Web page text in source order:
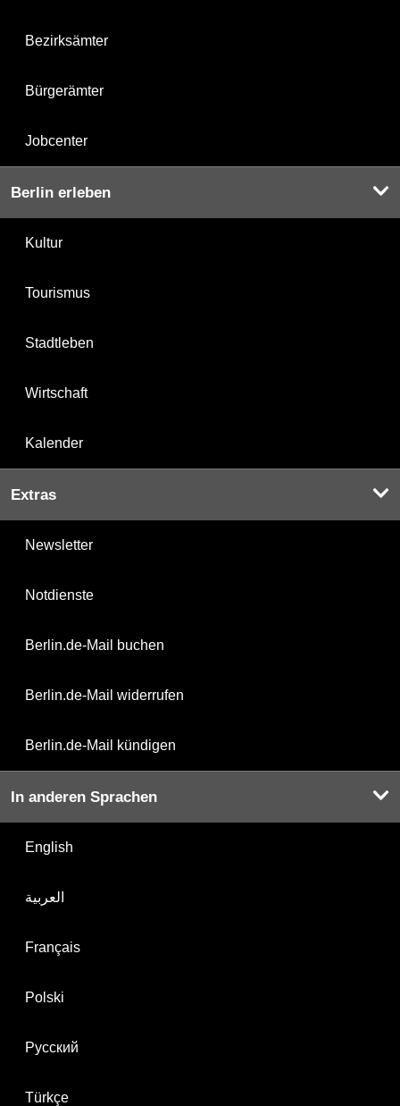
Bezirksämter
Bürgerämter
Jobcenter
Berlin erleben
Kultur
Tourismus
Stadtleben
Wirtschaft
Kalender
Extras
Newsletter
Notdienste
Berlin.de-Mail buchen
Berlin.de-Mail widerrufen
Berlin.de-Mail kündigen
In anderen Sprachen
English
العربية
Français
Polski
Русский
Türkçe